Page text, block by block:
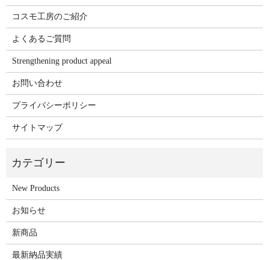
コスモ工房のご紹介
よくあるご質問
Strengthening product appeal
お問い合わせ
プライバシーポリシー
サイトマップ
New Products
お知らせ
新商品
最新納品実績